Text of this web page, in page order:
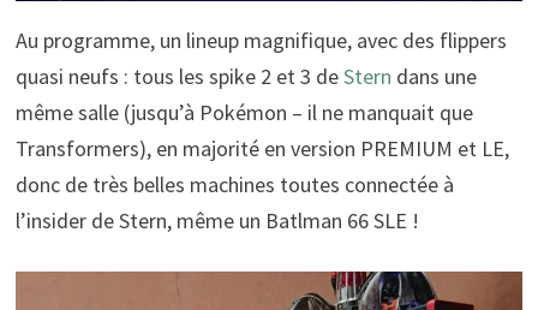
Au programme, un lineup magnifique, avec des flippers
quasi neufs : tous les spike 2 et 3 deStern dans une
même salle (jusqu’à Pokémon – il ne manquait que
Transformers), en majorité en version PREMIUM et LE,
donc de très belles machines toutes connectée à
l’insider de Stern, même un Batlman 66 SLE !